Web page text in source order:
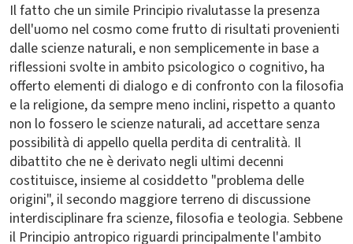
Il fatto che un simile Principio rivalutasse la presenza
dell'uomo nel cosmo come frutto di risultati provenienti
dalle scienze naturali, e non semplicemente in base a
riflessioni svolte in ambito psicologico o cognitivo, ha
offerto elementi di dialogo e di confronto con la filosofia
e la religione, da sempre meno inclini, rispetto a quanto
non lo fossero le scienze naturali, ad accettare senza
possibilità di appello quella perdita di centralità. Il
dibattito che ne è derivato negli ultimi decenni
costituisce, insieme al cosiddetto "problema delle
origini", il secondo maggiore terreno di discussione
interdisciplinare fra scienze, filosofia e teologia. Sebbene
il Principio antropico riguardi principalmente l'ambito